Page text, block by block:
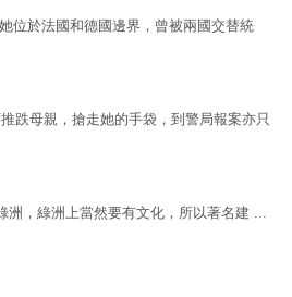
位於法國和德國邊界，曾被兩國交替統
跌母親，搶走她的手袋，到警局報案亦只
洲，綠洲上當然要有文化，所以著名建 ...